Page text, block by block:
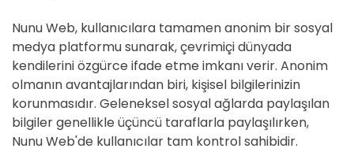
Nunu Web, kullanıcılara tamamen anonim bir sosyal
medya platformu sunarak, çevrimiçi dünyada
kendilerini özgürce ifade etme imkanı verir. Anonim
olmanın avantajlarından biri, kişisel bilgilerinizin
korunmasıdır. Geleneksel sosyal ağlarda paylaşılan
bilgiler genellikle üçüncü taraflarla paylaşılırken,
Nunu Web'de kullanıcılar tam kontrol sahibidir.